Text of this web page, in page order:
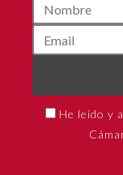
He leído y